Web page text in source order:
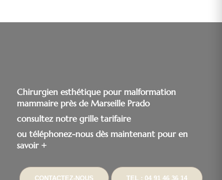
Chirurgien esthétique pour malformation
mammaire près de Marseille Prado
consultez notre grille tarifaire
ou téléphonez-nous dès maintenant pour en
savoir +
CONTACTEZ-NOUS TEL : 04 91 46 36 14